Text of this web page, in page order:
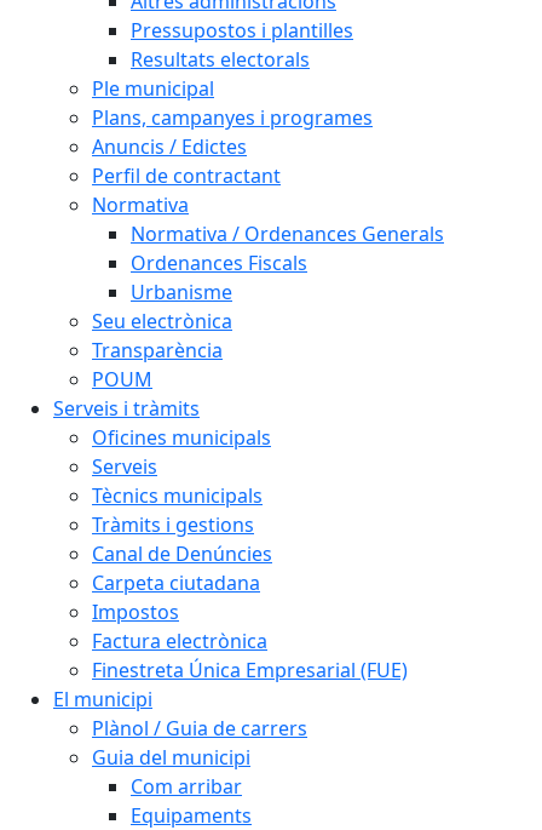
Pressupostos i plantilles
Resultats electorals
Ple municipal
Plans, campanyes i programes
Anuncis / Edictes
Perfil de contractant
Normativa
Normativa / Ordenances Generals
Ordenances Fiscals
Urbanisme
Seu electrònica
Transparència
POUM
Serveis i tràmits
Oficines municipals
Serveis
Tècnics municipals
Tràmits i gestions
Canal de Denúncies
Carpeta ciutadana
Impostos
Factura electrònica
Finestreta Única Empresarial (FUE)
El municipi
Plànol / Guia de carrers
Guia del municipi
Com arribar
Equipaments